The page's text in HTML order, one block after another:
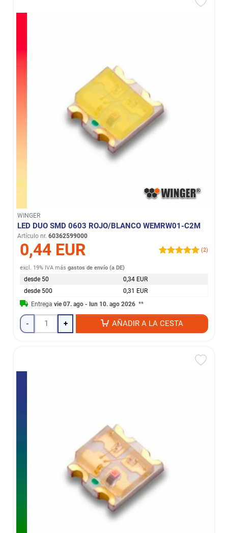
WINGER
LED DUO SMD 0603 ROJO/BLANCO WEMRW01-C2M
Artículo nr. 60362599000
0,44 EUR (2)
excl. 19% IVA másgastos de envío (a DE)
desde 50
0,34 EUR
desde 500
0,31 EUR
Entregavie 07. ago - lun 10. ago 2026 **
- + AÑADIR A LA CESTA